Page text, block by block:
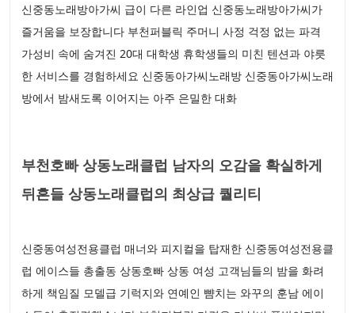
신중동노래방아가씨 급이 다른 라인업 신중동노래방아가씨가
즐거움을 보장합니다 부천퍼블릭 주머니 사정 걱정 없는 파격
가성비 속에 숨겨진 20대 대학생 휴학생들의 미친 텐션과 야릇
한 서비스를 경험하세요 신중동아가씨노래방 신중동아가씨노래
방에서 밤새도록 이어지는 아주 은밀한 대화
부천호빠 상동노래클럽 남자의 오감을 확실하게
뒤흔들 상동노래클럽의 최상급 퀄리티
신중동여성전용클럽 매너와 피지컬을 탑재한 신중동여성전용클
럽 에이스들 총출동 상동호빠 상동 여성 고객님들의 밤을 화려
하게 책임질 모델급 기럭지와 연예인 뺨치는 와꾸의 훈남 에이